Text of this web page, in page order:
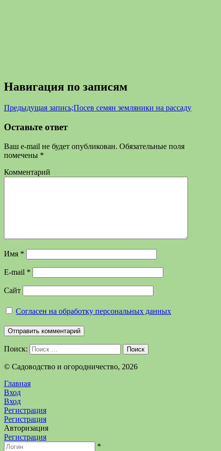
Навигация по записям
Предыдущая запись;Посев семян земляники на рассаду
Оставьте ответ
Ваш e-mail не будет опубликован. Обязательные поля
помечены *
Комментарий
Имя *
E-mail *
Сайт
Согласен на обработку персональных данных
Поиск: Поиск
©️ Садоводство и огородничество, 2026
Главная
Вход
Вход
Регистрация
Регистрация
Авторизация
Регистрация
*